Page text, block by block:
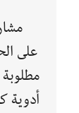
على
أدوية